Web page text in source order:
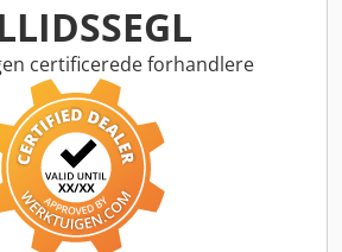
certificerede forhandlere